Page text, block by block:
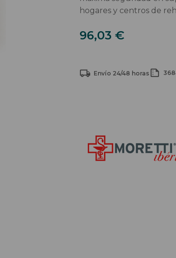
hogares y centros de
96,03 €Silla
de
Respaldo
Envío 24/48 horas